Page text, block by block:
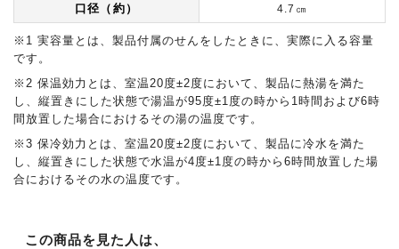
口径（約） 4.7㎝
※1 実容量とは、製品付属のせんをしたときに、実際に入る容量
です。
※2 保温効力とは、室温20度±2度において、製品に熱湯を満た
し、縦置きにした状態で湯温が95度±1度の時から1時間および6時
間放置した場合におけるその湯の温度です。
※3 保冷効力とは、室温20度±2度において、製品に冷水を満た
し、縦置きにした状態で水温が4度±1度の時から6時間放置した場
合におけるその水の温度です。
この商品を見た人は、